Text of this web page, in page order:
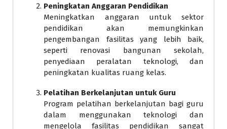
Peningkatan Anggaran Pendidikan
Meningkatkan anggaran untuk sektor
pendidikan akan memungkinkan
pengembangan fasilitas yang lebih baik,
seperti renovasi bangunan sekolah,
penyediaan peralatan teknologi, dan
peningkatan kualitas ruang kelas.
Pelatihan Berkelanjutan untuk Guru
Program pelatihan berkelanjutan bagi guru
dalam menggunakan teknologi dan
mengelola fasilitas pendidikan sangat